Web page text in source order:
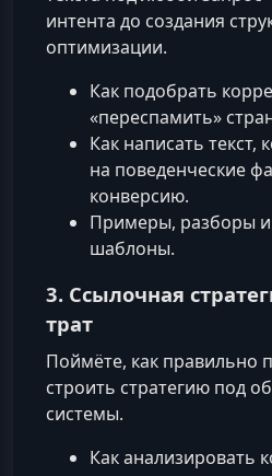
интента до создания
оптимизации.
Как подобрать
«переспамить»
Как написать текст,
на поведенческие
конверсию.
Примеры, разборы
шаблоны.
3. Ссылочная
трат
Поймёте, как правильно
строить стратегию под
системы.
Как анализировать